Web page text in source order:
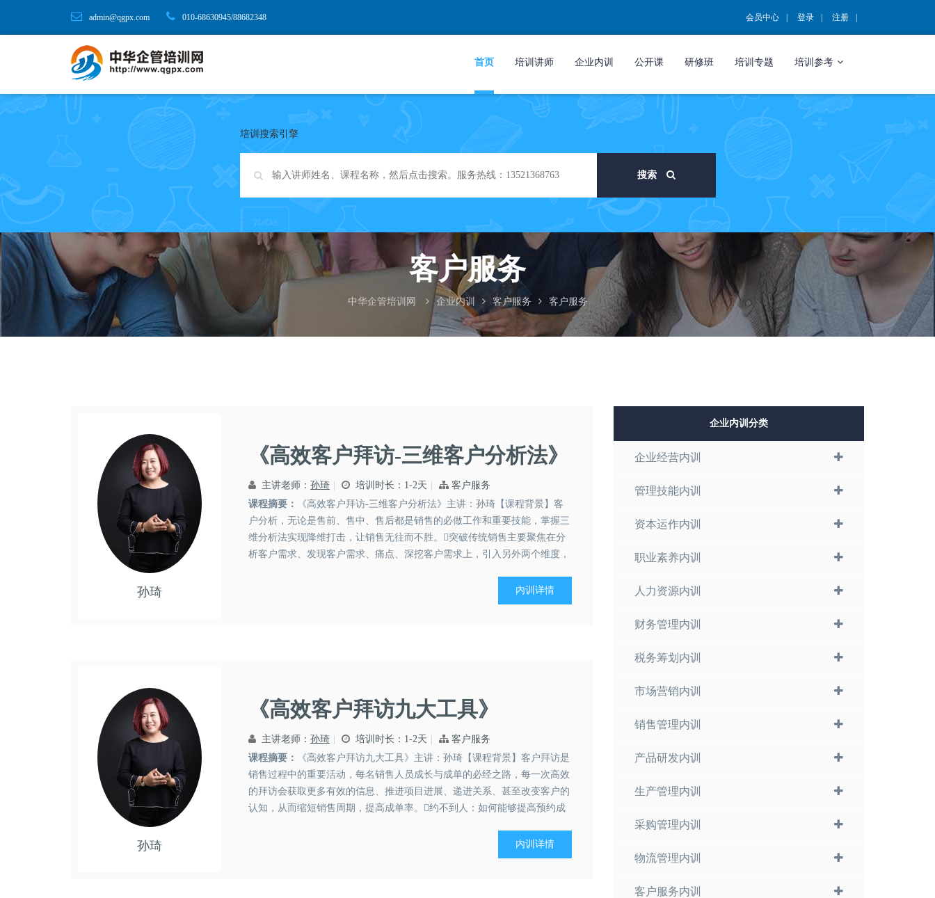
admin@qgpx.com 010-68630945/88682348 会员中心 登录 注册
首页 培训讲师 企业内训 公开课 研修班 培训专题 培训参考
培训搜索引擎
搜索
客户服务
中华企管培训网 企业内训 客户服务 客户服务
孙琦
《高效客户拜访-三维客户分析法》
主讲老师： 孙琦 培训时长：1-2天
客户服务
课程摘要：
《高效客户拜访-三维客户分析法》主讲：孙琦【课程背景】客
户分析，无论是售前、售中、售后都是销售的必做工作和重要技能，掌握三
维分析法实现降维打击，让销售无往而不胜。突破传统销售主要聚焦在分
析客户需求、发现客户需求、痛点、深挖客户需求上，引入另外两个维度，
内训详情
孙琦
《高效客户拜访九大工具》
主讲老师： 孙琦 培训时长：1-2天
客户服务
课程摘要：
《高效客户拜访九大工具》主讲：孙琦【课程背景】客户拜访是
销售过程中的重要活动，每名销售人员成长与成单的必经之路，每一次高效
的拜访会获取更多有效的信息、推进项目进展、递进关系、甚至改变客户的
认知，从而缩短销售周期，提高成单率。约不到人：如何能够提高预约成
内训详情
企业内训分类
企业经营内训
管理技能内训
资本运作内训
职业素养内训
人力资源内训
财务管理内训
税务筹划内训
市场营销内训
销售管理内训
产品研发内训
生产管理内训
采购管理内训
物流管理内训
客户服务内训